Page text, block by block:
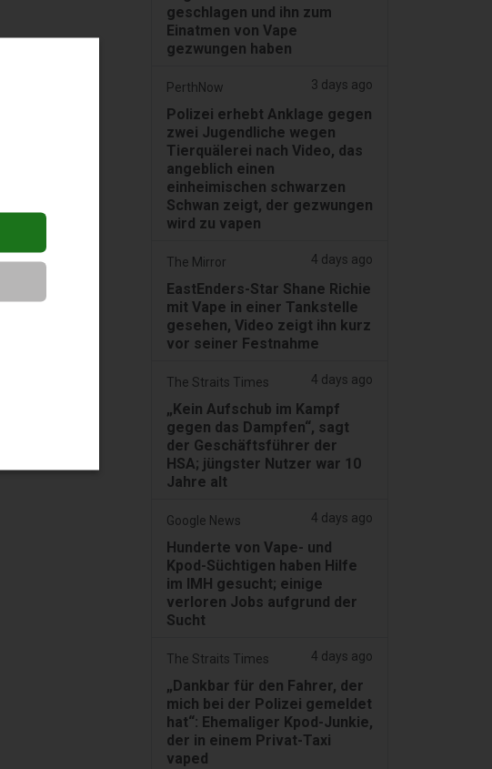
geschlagen und ihn zum
Einatmen von Vape
gezwungen haben
PerthNow 3 days ago
Polizei erhebt Anklage gegen
zwei Jugendliche wegen
Tierquälerei nach Video, das
angeblich einen
einheimischen schwarzen
Schwan zeigt, der gezwungen
wird zu vapen
The Mirror 4 days ago
EastEnders-Star Shane Richie
mit Vape in einer Tankstelle
gesehen, Video zeigt ihn kurz
vor seiner Festnahme
The Straits Times 4 days ago
„Kein Aufschub im Kampf
gegen das Dampfen“, sagt
der Geschäftsführer der
HSA; jüngster Nutzer war 10
Jahre alt
Google News 4 days ago
Hunderte von Vape- und
Kpod-Süchtigen haben Hilfe
im IMH gesucht; einige
verloren Jobs aufgrund der
Sucht
The Straits Times 4 days ago
„Dankbar für den Fahrer, der
mich bei der Polizei gemeldet
hat“: Ehemaliger Kpod-Junkie,
der in einem Privat-Taxi
vaped